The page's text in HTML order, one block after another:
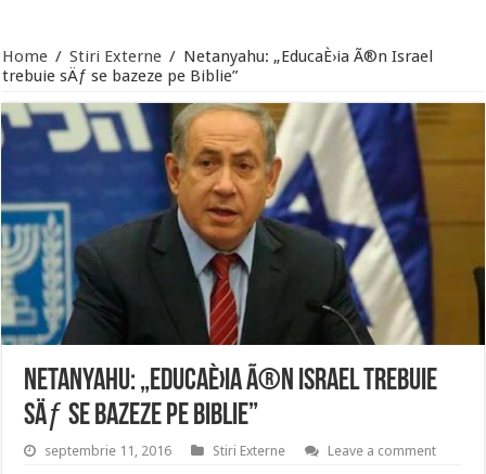
Home / Stiri Externe / Netanyahu: „EducaÈ›ia Ã®n Israel
trebuie sÄƒ se bazeze pe Biblie”
Netanyahu: „EducaÈ›ia Ã®n Israel trebuie
sÄƒ se bazeze pe Biblie”
septembrie 11, 2016 Stiri Externe Leave a comment